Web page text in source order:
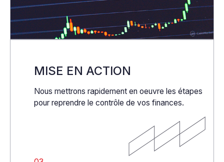
MISE EN ACTION
Nous mettrons rapidement en oeuvre les étapes
pour reprendre le contrôle de vos finances.